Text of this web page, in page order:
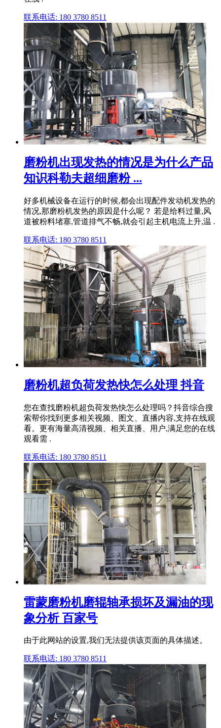
联系电话: 180 3780 8511
磨粉机出现发热的情况是为什么产品
知识科勒夫超细磨粉 ...
好多机械设备在运行的时候,都会出现配件发动机发热的
情况,那磨粉机发热的原因是什么呢？ 若是给料过量,风
道被粉料堵塞,管道排气不畅,就会引起主机电流上升,温 .
联系电话: 180 3780 8511
磨粉机超负荷发热快怎么处理 抖音
您在查找磨粉机超负荷发热快怎么处理吗？抖音综合搜
索帮你找到更多相关视频、图文、直播内容,支持在线观
看。更有海量高清视频、相关直播、用户,满足您的在线
观看需 .
联系电话: 180 3780 8511
雷蒙磨粉机磨辊轴承损坏及漏油的现
象分析 百家号
由于此网站的设置,我们无法提供该页面的具体描述。
联系电话: 180 3780 8511